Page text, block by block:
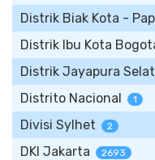
Distrik Biak Kota -
Distrik Ibu Kota
Distrik Jayapura
Distrito Nacional 1
Divisi Sylhet 2
DKI Jakarta 2693